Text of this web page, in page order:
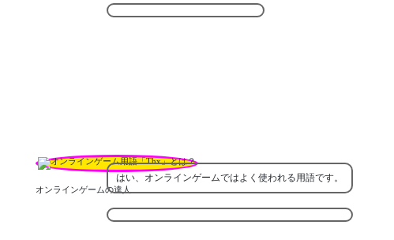
オンラインゲームの達人
はい、オンラインゲームではよく使われる用語です。